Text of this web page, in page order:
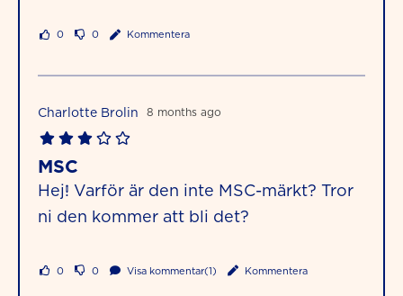
0 0 Kommentera
Charlotte Brolin 8 months ago
MSC
Hej! Varför är den inte MSC-märkt? Tror
ni den kommer att bli det?
0 0 Visa kommentar(1) Kommentera